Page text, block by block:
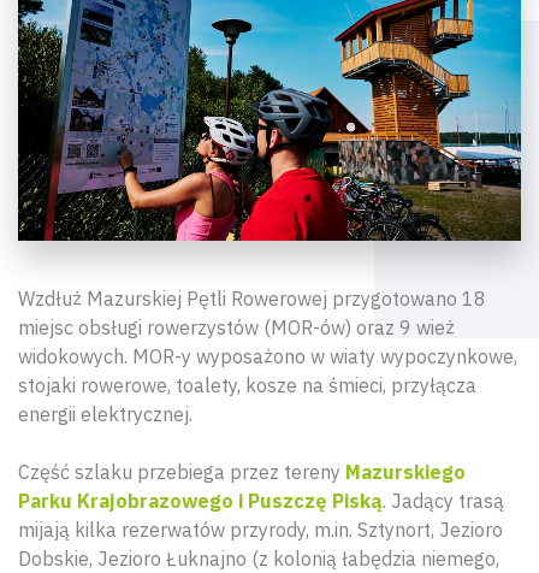
Wzdłuż Mazurskiej Pętli Rowerowej przygotowano 18
miejsc obsługi rowerzystów (MOR-ów) oraz 9 wież
widokowych. MOR-y wyposażono w wiaty wypoczynkowe,
stojaki rowerowe, toalety, kosze na śmieci, przyłącza
energii elektrycznej.
Część szlaku przebiega przez tereny Mazurskiego
Parku Krajobrazowego i Puszczę Piską. Jadący trasą
mijają kilka rezerwatów przyrody, m.in. Sztynort, Jezioro
Dobskie, Jezioro Łuknajno (z kolonią łabędzia niemego,